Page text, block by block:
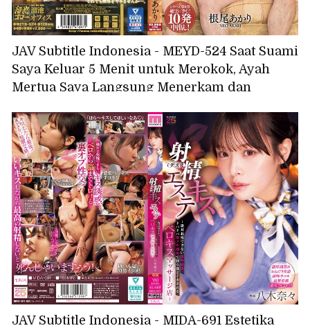
JAV Subtitle Indonesia - MEYD-524 Saat Suami
Saya Keluar 5 Menit untuk Merokok, Ayah
Mertua Saya Langsung Menerkam dan
Dalam Saya... - Akari Neo
JAV Subtitle Indonesia - MIDA-691 Estetika